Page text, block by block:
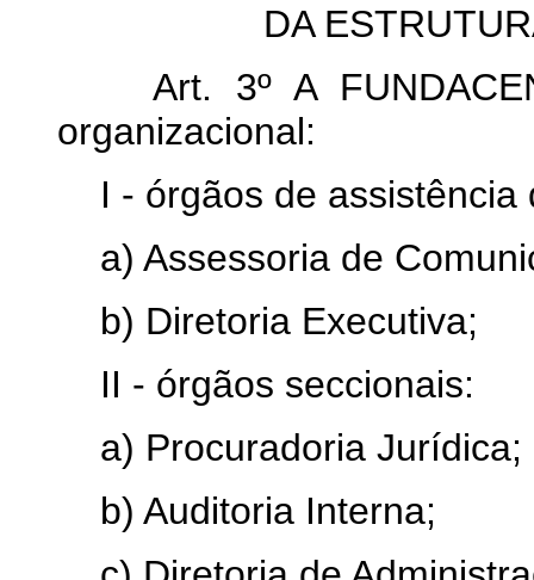
DA
Art. 3º A
organizacional:
I - órgãos de assistência
a) Assessoria de
b) Diretoria Executiva;
II - órgãos seccionais:
a) Procuradoria Jurídica;
b) Auditoria Interna;